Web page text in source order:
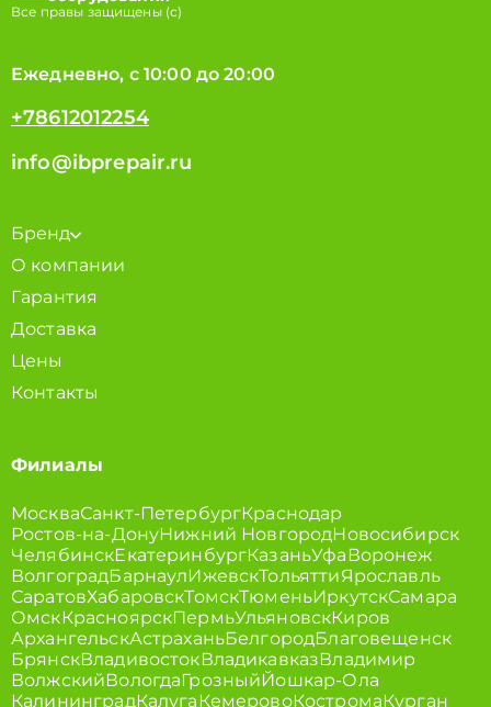
Все правы защищены (с)
Ежедневно, с 10:00 до 20:00
+78612012254
info@ibprepair.ru
Бренд
О компании
Гарантия
Доставка
Цены
Контакты
Филиалы
МоскваСанкт-ПетербургКраснодар
Ростов-на-ДонуНижний НовгородНовосибирск
ЧелябинскЕкатеринбургКазаньУфаВоронеж
ВолгоградБарнаулИжевскТольяттиЯрославль
СаратовХабаровскТомскТюменьИркутскСамара
ОмскКрасноярскПермьУльяновскКиров
АрхангельскАстраханьБелгородБлаговещенск
БрянскВладивостокВладикавказВладимир
ВолжскийВологдаГрозныйЙошкар-Ола
КалининградКалугаКемеровоКостромаКурган